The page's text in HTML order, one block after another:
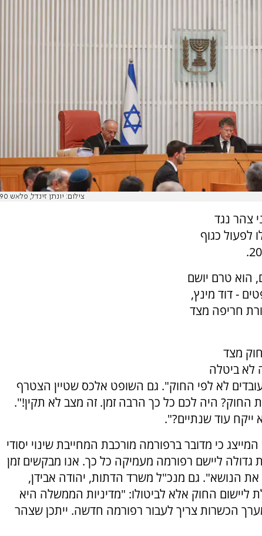
צילום: יונתן זינדל, פלאש 90
צהר נגד
לפעול כגוף
הוא טרם יושם
- דוד מינץ,
חריפה מצד
מצד
לא ביטלה
לא לפי החוק". גם השופט אלכס שטיין הצטרף
היה לכם כל כך הרבה זמן. זה מצב לא תקין!".
עוד שנתיים?".
כי מדובר ברפורמה מורכבת המחייבת שינוי יסודי
ליישם רפורמה מעמיקה כל כך. אנו מבקשים זמן
הנושא". גם מנכ"ל משרד הדתות, יהודה אבידן,
החוק אלא לביטולו: "מדיניות הממשלה היא
הכשרות צריך לעבור רפורמה חדשה. ייתכן שצהר